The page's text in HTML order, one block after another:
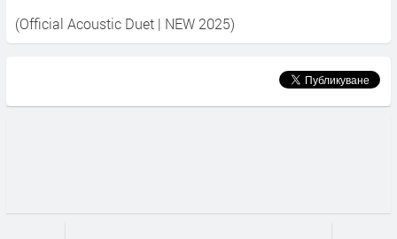
(Official Acoustic Duet | NEW 2025)